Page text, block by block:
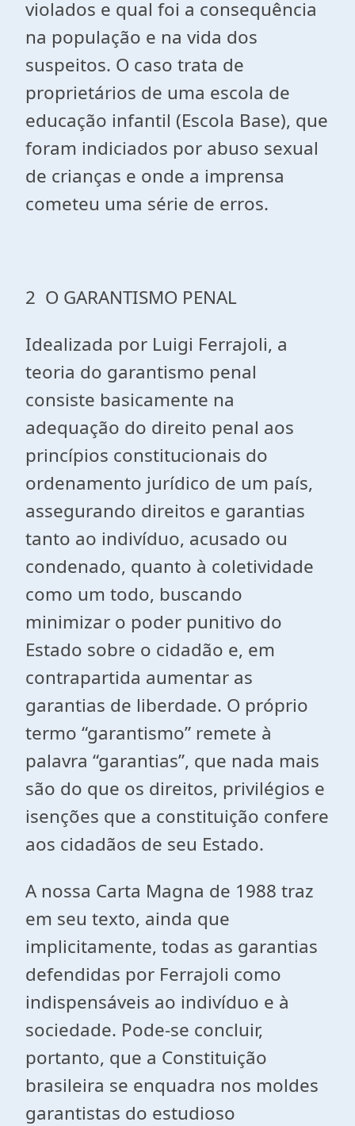
violados e qual foi a consequência
na população e na vida dos
suspeitos. O caso trata de
proprietários de uma escola de
educação infantil (Escola Base), que
foram indiciados por abuso sexual
de crianças e onde a imprensa
cometeu uma série de erros.
2 O GARANTISMO PENAL
Idealizada por Luigi Ferrajoli, a
teoria do garantismo penal
consiste basicamente na
adequação do direito penal aos
princípios constitucionais do
ordenamento jurídico de um país,
assegurando direitos e garantias
tanto ao indivíduo, acusado ou
condenado, quanto à coletividade
como um todo, buscando
minimizar o poder punitivo do
Estado sobre o cidadão e, em
contrapartida aumentar as
garantias de liberdade. O próprio
termo “garantismo” remete à
palavra “garantias”, que nada mais
são do que os direitos, privilégios e
isenções que a constituição confere
aos cidadãos de seu Estado.
A nossa Carta Magna de 1988 traz
em seu texto, ainda que
implicitamente, todas as garantias
defendidas por Ferrajoli como
indispensáveis ao indivíduo e à
sociedade. Pode-se concluir,
portanto, que a Constituição
brasileira se enquadra nos moldes
garantistas do estudioso